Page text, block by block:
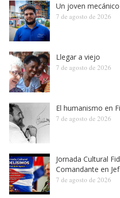
Un joven
7 de agosto de 2026
Llegar a viejo
7 de agosto de 2026
El humanismo en
7 de agosto de 2026
Jornada Cultural
Comandante en
7 de agosto de 2026